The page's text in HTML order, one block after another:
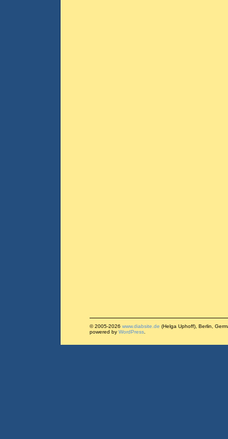
© 2005-2026 www.diabsite.de (Helga Uphoff), Berlin,
powered by WordPress.